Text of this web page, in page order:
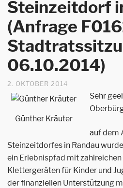
Steinzeitdorf
(Anfrage
06.10.2014)
2. OKTOBER 2014
Günther Kräuter
Sehr
auf dem
Steinzeitdorfes in Randau
ein Erlebnispfad mit zahlreichen
Klettergeräten für Kinder und
der finanziellen Unterstützung